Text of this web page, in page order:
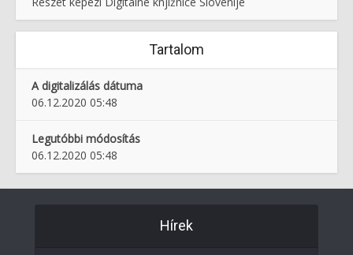
Tartalom
A digitalizálás dátuma
06.12.2020 05:48
Legutóbbi módosítás
06.12.2020 05:48
Hírek